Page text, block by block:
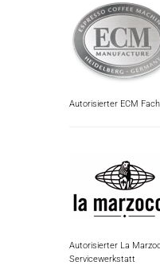
Autorisierter ECM
Autorisierter La
Servicewerkstatt